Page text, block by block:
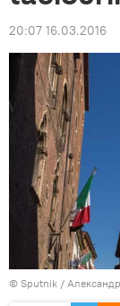
20:07 16.03.2016
© Sputnik /